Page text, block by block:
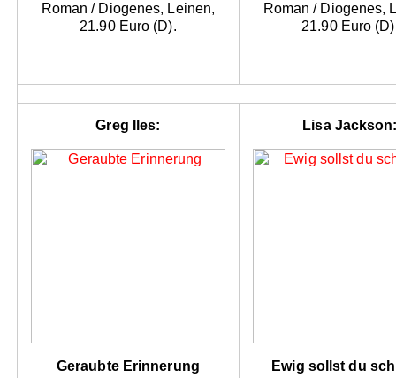
Roman / Diogenes, Leinen,
21.90 Euro (D).
Roman / Diogenes,
21.90 Euro
Greg Iles:
Geraubte Erinnerung
Lisa
Ewig sollst du